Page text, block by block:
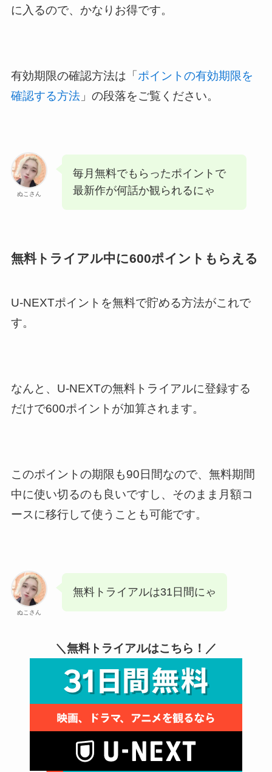
に入るので、かなりお得です。
有効期限の確認方法は「 ポイントの有効期限を
確認する方法」の段落をご覧ください。
ぬこさん
毎月無料でもらったポイントで
最新作が何話か観られるにゃ
無料トライアル中に600ポイントもらえる
U-NEXTポイントを無料で貯める方法がこれで
す。
なんと、U-NEXTの無料トライアルに登録する
だけで600ポイントが加算されます。
このポイントの期限も90日間なので、無料期間
中に使い切るのも良いですし、そのまま月額コ
ースに移行して使うことも可能です。
ぬこさん
無料トライアルは31日間にゃ
＼無料トライアルはこちら！／